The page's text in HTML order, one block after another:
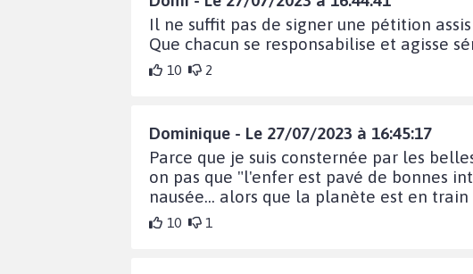
Il ne suffit pas de signer une pétition
Que chacun se responsabilise et agisse
10 2
Dominique - Le 27/07/2023 à 16:45:17
Parce que je suis consternée par les
on pas que "l'enfer est pavé de bonnes
nausée... alors que la planète est en
10 1